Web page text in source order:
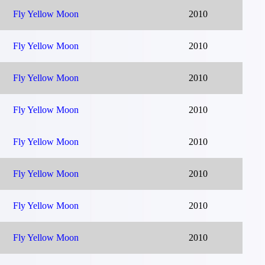
Fly Yellow Moon 2010
Fly Yellow Moon 2010
Fly Yellow Moon 2010
Fly Yellow Moon 2010
Fly Yellow Moon 2010
Fly Yellow Moon 2010
Fly Yellow Moon 2010
Fly Yellow Moon 2010